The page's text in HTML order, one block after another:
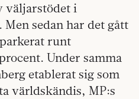
väljarstödet i
sedan har det gått
runt
Under samma
etablerat sig som
världskändis, MP:s